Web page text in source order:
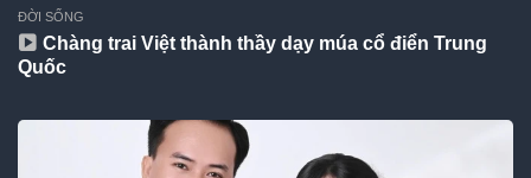
ĐỜI SỐNG
Chàng trai Việt thành thầy dạy múa cổ điển Trung
Quốc